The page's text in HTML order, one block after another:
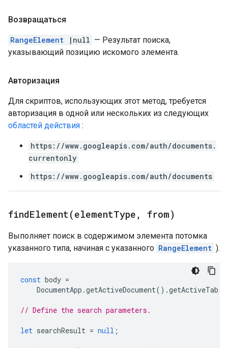
Возвращаться
RangeElement |null — Результат поиска,
указывающий позицию искомого элемента.
Авторизация
Для скриптов, использующих этот метод, требуется
авторизация в одной или нескольких из следующих
областей действия :
https://www.googleapis.com/auth/documents.
currentonly
https://www.googleapis.com/auth/documents
findElement(elementType , from)
Выполняет поиск в содержимом элемента потомка
указанного типа, начиная с указанного RangeElement ).
const body =
DocumentApp .getActiveDocument().getActiveTab
// Define the search parameters.
let searchResult = null ;